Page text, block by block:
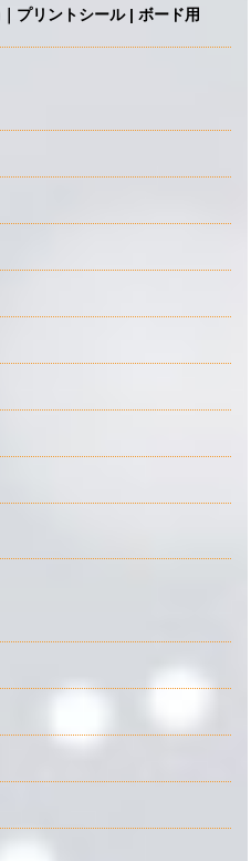
プリントシール | ボード用